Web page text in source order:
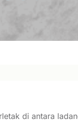
di antara